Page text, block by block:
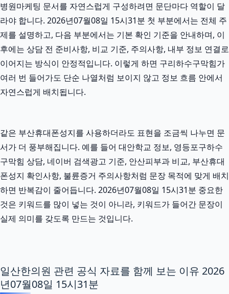
병원마케팅 문서를 자연스럽게 구성하려면 문단마다 역할이 달
라야 합니다. 2026년07월08일 15시31분 첫 부분에서는 전체 주
제를 설명하고, 다음 부분에서는 기본 확인 기준을 안내하며, 이
후에는 상담 전 준비사항, 비교 기준, 주의사항, 내부 정보 연결로
이어지는 방식이 안정적입니다. 이렇게 하면 구리하수구막힘가
여러 번 들어가도 단순 나열처럼 보이지 않고 정보 흐름 안에서
자연스럽게 배치됩니다.
같은 부산휴대폰성지를 사용하더라도 표현을 조금씩 나누면 문
서가 더 풍부해집니다. 예를 들어 대안학교 정보, 영등포구하수
구막힘 상담, 네이버 검색광고 기준, 안산피부과 비교, 부산휴대
폰성지 확인사항, 불륜증거 주의사항처럼 문장 목적에 맞게 배치
하면 반복감이 줄어듭니다. 2026년07월08일 15시31분 중요한
것은 키워드를 많이 넣는 것이 아니라, 키워드가 들어간 문장이
실제 의미를 갖도록 만드는 것입니다.
일산한의원 관련 공식 자료를 함께 보는 이유 2026
년07월08일 15시31분